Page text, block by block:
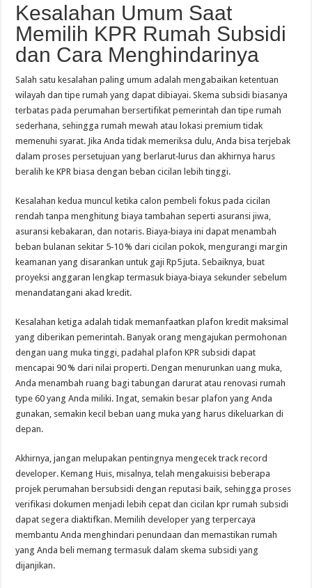
Kesalahan Umum Saat
Memilih KPR Rumah Subsidi
dan Cara Menghindarinya
Salah satu kesalahan paling umum adalah mengabaikan ketentuan
wilayah dan tipe rumah yang dapat dibiayai. Skema subsidi biasanya
terbatas pada perumahan bersertifikat pemerintah dan tipe rumah
sederhana, sehingga rumah mewah atau lokasi premium tidak
memenuhi syarat. Jika Anda tidak memeriksa dulu, Anda bisa terjebak
dalam proses persetujuan yang berlarut‑lurus dan akhirnya harus
beralih ke KPR biasa dengan beban cicilan lebih tinggi.
Kesalahan kedua muncul ketika calon pembeli fokus pada cicilan
rendah tanpa menghitung biaya tambahan seperti asuransi jiwa,
asuransi kebakaran, dan notaris. Biaya‑biaya ini dapat menambah
beban bulanan sekitar 5‑10 % dari cicilan pokok, mengurangi margin
keamanan yang disarankan untuk gaji Rp5 juta. Sebaiknya, buat
proyeksi anggaran lengkap termasuk biaya‑biaya sekunder sebelum
menandatangani akad kredit.
Kesalahan ketiga adalah tidak memanfaatkan plafon kredit maksimal
yang diberikan pemerintah. Banyak orang mengajukan permohonan
dengan uang muka tinggi, padahal plafon KPR subsidi dapat
mencapai 90 % dari nilai properti. Dengan menurunkan uang muka,
Anda menambah ruang bagi tabungan darurat atau renovasi rumah
type 60 yang Anda miliki. Ingat, semakin besar plafon yang Anda
gunakan, semakin kecil beban uang muka yang harus dikeluarkan di
depan.
Akhirnya, jangan melupakan pentingnya mengecek track record
developer. Kemang Huis, misalnya, telah mengakuisisi beberapa
projek perumahan bersubsidi dengan reputasi baik, sehingga proses
verifikasi dokumen menjadi lebih cepat dan cicilan kpr rumah subsidi
dapat segera diaktifkan. Memilih developer yang terpercaya
membantu Anda menghindari penundaan dan memastikan rumah
yang Anda beli memang termasuk dalam skema subsidi yang
dijanjikan.